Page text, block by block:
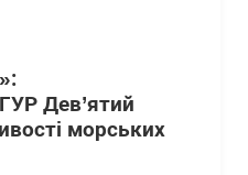
Дев’ятий
морських